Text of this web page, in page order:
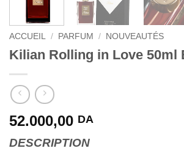
ACCUEIL / PARFUM / NOUVEAUTÉS
Kilian Rolling in Love 50ml
52.000,00 DA
DESCRIPTION